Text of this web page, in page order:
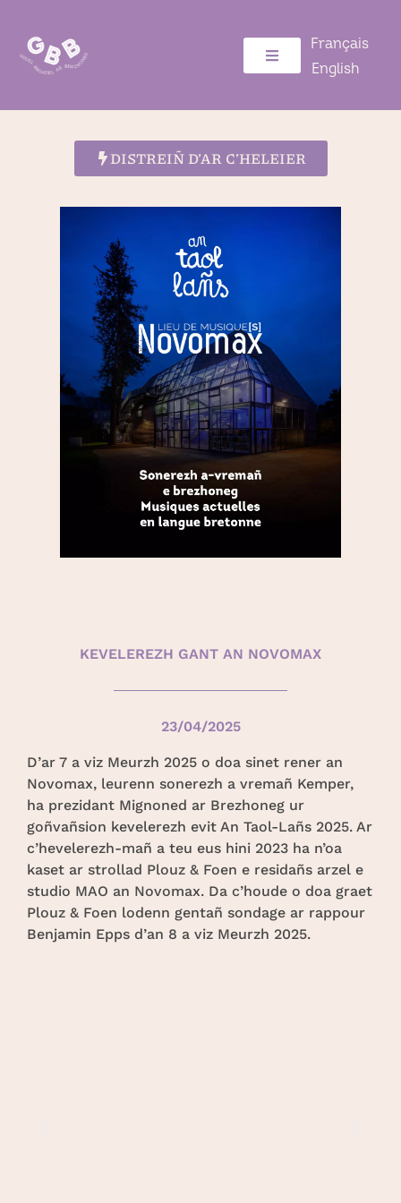
Français
English
DISTREIÑ D’AR C’HELEIER
KEVELEREZH GANT AN NOVOMAX
23/04/2025
D’ar 7 a viz Meurzh 2025 o doa sinet rener an
Novomax, leurenn sonerezh a vremañ Kemper,
ha prezidant Mignoned ar Brezhoneg ur
goñvañsion kevelerezh evit An Taol-Lañs 2025. Ar
c’hevelerezh-mañ a teu eus hini 2023 ha n’oa
kaset ar strollad Plouz & Foen e residañs arzel e
studio MAO an Novomax. Da c’houde o doa graet
Plouz & Foen lodenn gentañ sondage ar rappour
Benjamin Epps d’an 8 a viz Meurzh 2025.